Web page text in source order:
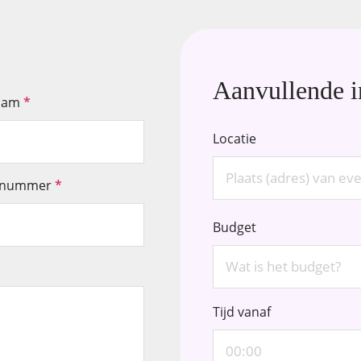
*
*
Aanvullende
Locatie
Budget
Tijd vanaf